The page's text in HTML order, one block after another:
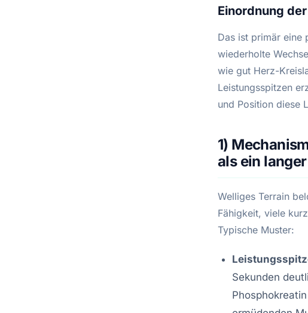
Einordnung
Das ist primär eine
wiederholte
wie gut Herz-
Leistungsspitzen
und Position diese
1)
als ein
Welliges Terrain
Fähigkeit, viele
Typische Muster:
Sekunden